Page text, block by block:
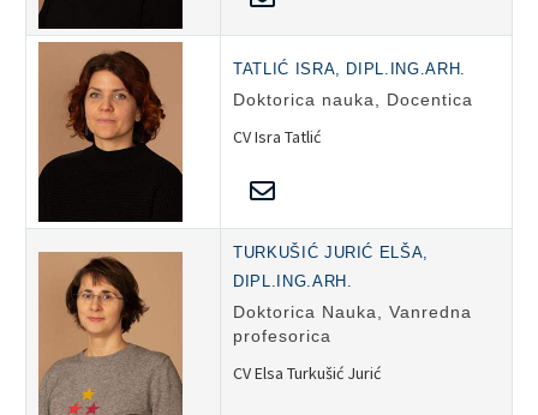
TATLIĆ ISRA, DIPL.ING.ARH.
Doktorica nauka, Docentica
CV Isra Tatlić
TURKUŠIĆ JURIĆ ELŠA,
DIPL.ING.ARH.
Doktorica Nauka, Vanredna
profesorica
CV Elsa Turkušić Jurić